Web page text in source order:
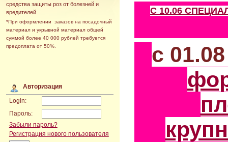
средства защиты роз от болезней и
вредителей.
*При оформлении заказов на посадочный
материал и укрывной материал общей
суммой более 40 000 рублей требуется
предоплата от 50%.
Авторизация
Login:
Пароль:
Забыли пароль?
Регистрация нового пользователя
С 10.06
с